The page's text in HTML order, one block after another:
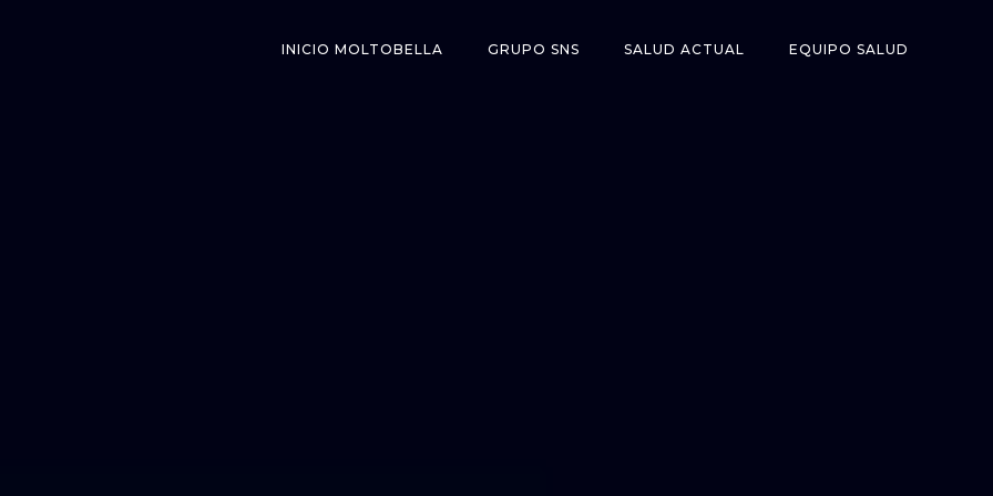
INICIO MOLTOBELLA GRUPO SNS SALUD ACTUAL EQUIPO SALUD